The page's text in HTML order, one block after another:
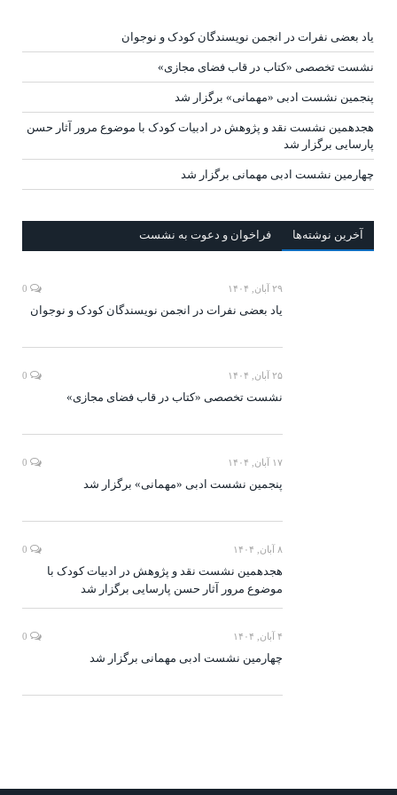
یاد بعضی نفرات در انجمن نویسندگان کودک و نوجوان
نشست تخصصی «کتاب در قاب فضای مجازی»
پنجمین نشست ادبی «مهمانی» برگزار شد
هجدهمین نشست نقد و پژوهش در ادبیات کودک با موضوع مرور آثار حسن
پارسایی برگزار شد
چهارمین نشست ادبی مهمانی برگزار شد
آخرين‌ نوشته‌ها فراخوان و دعوت به نشست
۲۹ آبان, ۱۴۰۴
یاد بعضی نفرات در انجمن نویسندگان کودک و نوجوان
۲۵ آبان, ۱۴۰۴
نشست تخصصی «کتاب در قاب فضای مجازی»
۱۷ آبان, ۱۴۰۴
پنجمین نشست ادبی «مهمانی» برگزار شد
۸ آبان, ۱۴۰۴
هجدهمین نشست نقد و پژوهش در ادبیات کودک با
موضوع مرور آثار حسن پارسایی برگزار شد
۴ آبان, ۱۴۰۴
چهارمین نشست ادبی مهمانی برگزار شد